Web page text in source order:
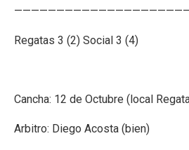
Regatas 3 (2) Social 3 (4)
Cancha: 12 de Octubre (local
Arbitro: Diego Acosta (bien)